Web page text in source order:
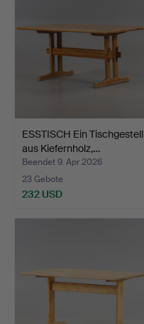
ESSTISCH Ein Tischgestell
aus Kiefernholz,…
Beendet 9. Apr 2026
23 Gebote
232 USD